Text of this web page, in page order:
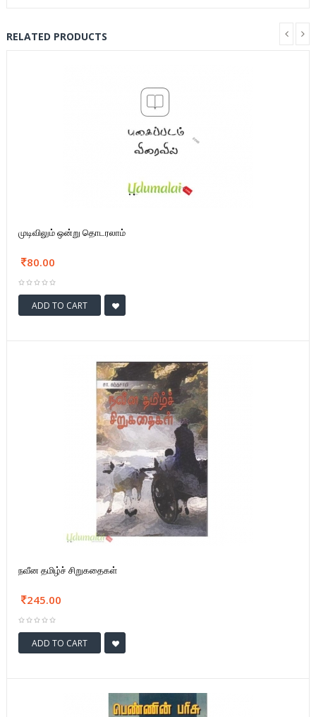
RELATED PRODUCTS
முடிவிலும் ஒன்று தொடரலாம்
80.00
ADD TO CART
நவீன தமிழ்ச் சிறுகதைகள்
245.00
ADD TO CART